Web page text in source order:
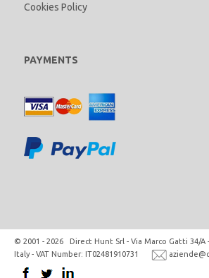
Cookies Policy
PAYMENTS
© 2001 - 2026 Direct Hunt Srl - Via Marco Gatti 34/A
Italy - VAT Number: IT02481910731